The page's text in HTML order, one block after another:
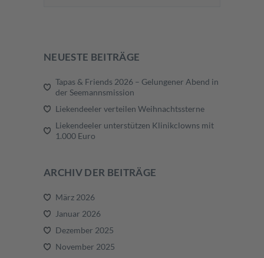
NEUESTE BEITRÄGE
Tapas & Friends 2026 – Gelungener Abend in
der Seemannsmission
Liekendeeler verteilen Weihnachtssterne
Liekendeeler unterstützen Klinikclowns mit
1.000 Euro
ARCHIV DER BEITRÄGE
März 2026
Januar 2026
Dezember 2025
November 2025